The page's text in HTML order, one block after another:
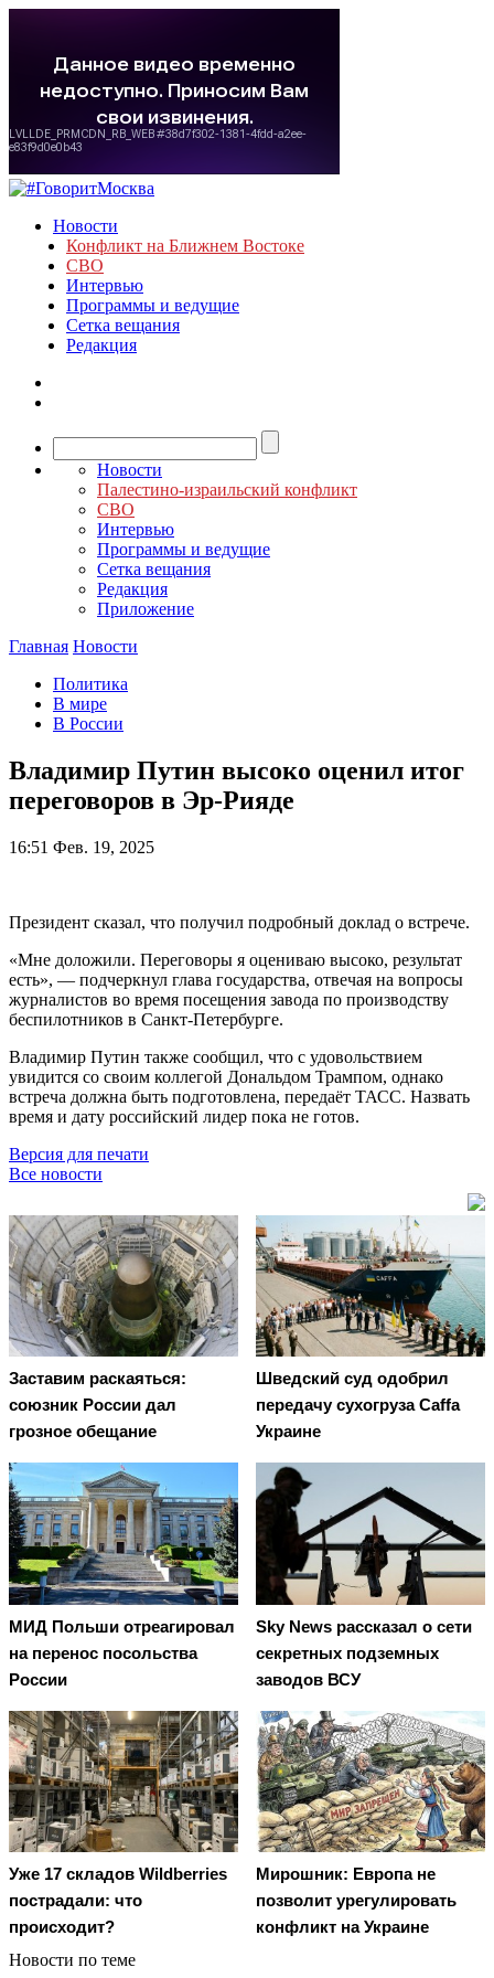
Новости
Конфликт на Ближнем Востоке
СВО
Интервью
Программы и ведущие
Сетка вещания
Редакция
Новости
Палестино-израильский конфликт
СВО
Интервью
Программы и ведущие
Сетка вещания
Редакция
Приложение
Главная Новости
Политика
В мире
В России
Владимир Путин высоко оценил итог
переговоров в Эр-Рияде
16:51 Фев. 19, 2025
Президент сказал, что получил подробный доклад о встрече.
«Мне доложили. Переговоры я оцениваю высоко, результат
есть», — подчеркнул глава государства, отвечая на вопросы
журналистов во время посещения завода по производству
беспилотников в Санкт-Петербурге.
Владимир Путин также сообщил, что с удовольствием
увидится со своим коллегой Дональдом Трампом, однако
встреча должна быть подготовлена, передаёт ТАСС. Назвать
время и дату российский лидер пока не готов.
Версия для печати
Все новости
Заставим раскаяться:
союзник России дал
грозное обещание
Шведский суд одобрил
передачу сухогруза Caffa
Украине
МИД Польши отреагировал
на перенос посольства
России
Sky News рассказал о сети
секретных подземных
заводов ВСУ
Уже 17 складов Wildberries
пострадали: что
происходит?
Мирошник: Европа не
позволит урегулировать
конфликт на Украине
Новости по теме